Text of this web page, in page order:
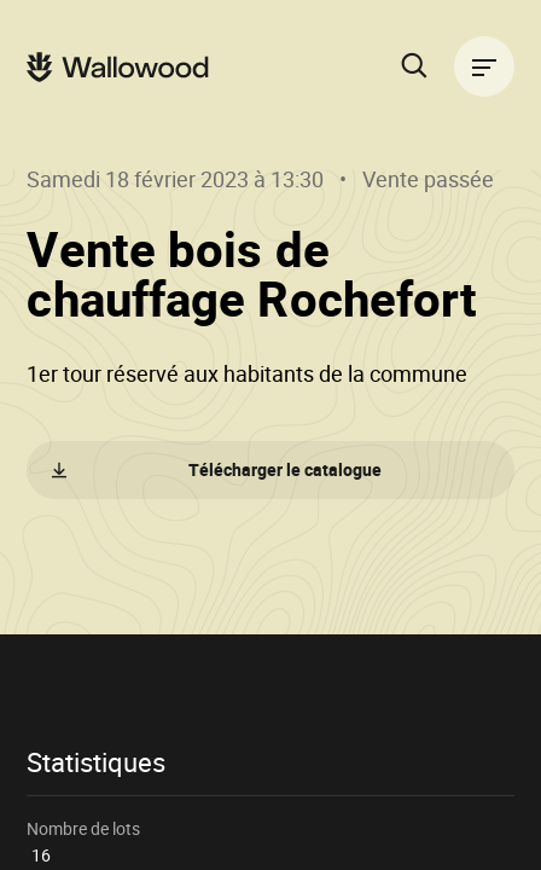
contenu
navigation
principale
Vente bois de
chauffage Rochefort
Samedi 18 février 2023 à 13:30 Vente passée
1er tour réservé aux habitants de la commune
Télécharger le catalogue
Informations
Statistiques
Nombre de lots
16
principale
site